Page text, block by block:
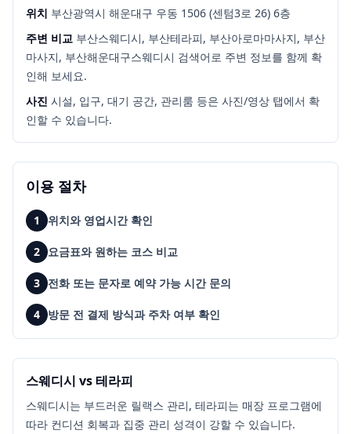
위치 부산광역시 해운대구 우동 1506 (센텀3로 26) 6층
주변 비교 부산스웨디시, 부산테라피, 부산아로마마사지, 부산
마사지, 부산해운대구스웨디시 검색어로 주변 정보를 함께 확
인해 보세요.
사진 시설, 입구, 대기 공간, 관리룸 등은 사진/영상 탭에서 확
인할 수 있습니다.
이용 절차
1 위치와 영업시간 확인
2 요금표와 원하는 코스 비교
3 전화 또는 문자로 예약 가능 시간 문의
4 방문 전 결제 방식과 주차 여부 확인
스웨디시 vs 테라피
스웨디시는 부드러운 릴랙스 관리, 테라피는 매장 프로그램에
따라 컨디션 회복과 집중 관리 성격이 강할 수 있습니다.